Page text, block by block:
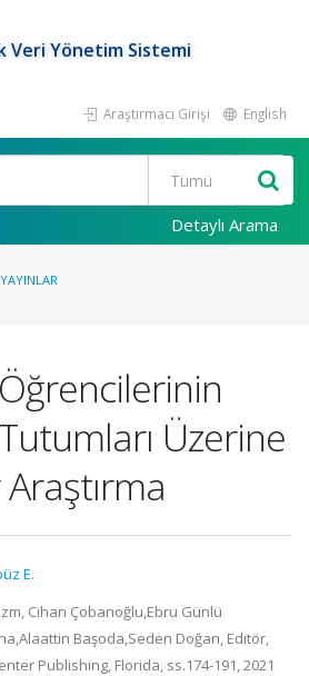
Veri Yönetim Sistemi
Araştırmacı Girişi English
Detaylı Arama
Üzerine
E.
Cihan Çobanoğlu,Ebru Günlü
Başoda,Seden Doğan, Editör,
Publishing, Florida, ss.174-191, 2021